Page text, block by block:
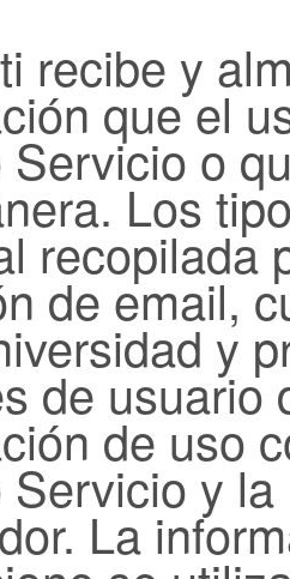
recibe y
que el
Servicio o
Los
recopilada
de email,
y
de usuario
de uso
Servicio y
La